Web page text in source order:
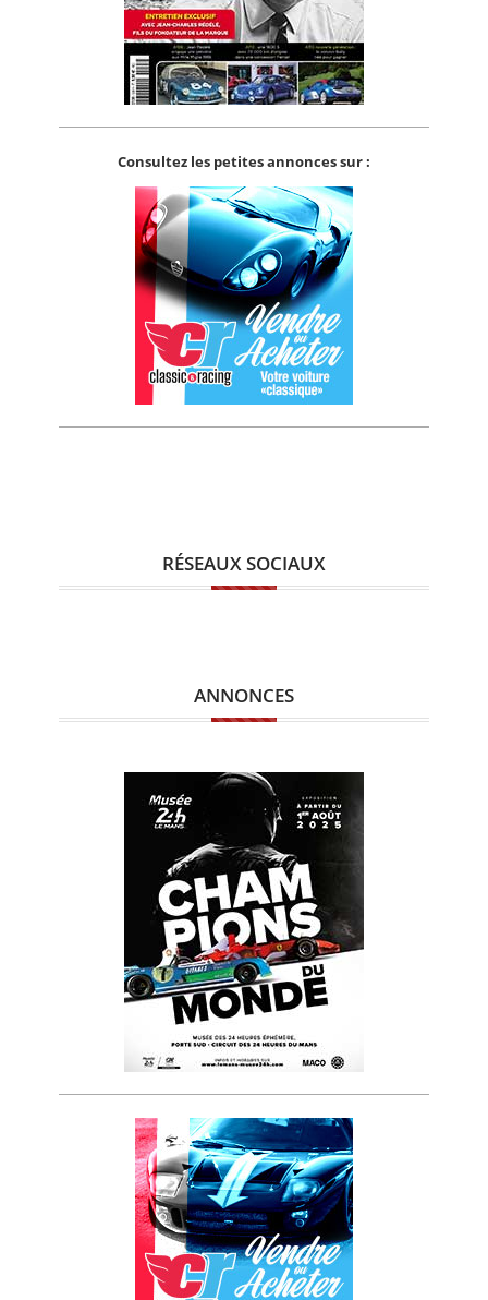
Consultez les petites annonces sur :
RÉSEAUX SOCIAUX
ANNONCES